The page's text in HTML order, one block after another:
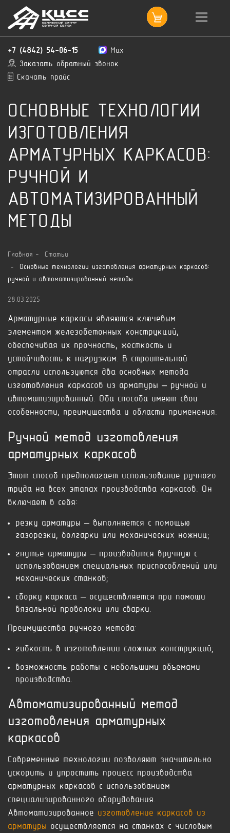
+7 (4842) 54-06-15
Max
Заказать обратный звонок
Скачать прайс
ОСНОВНЫЕ ТЕХНОЛОГИИ
ИЗГОТОВЛЕНИЯ
АРМАТУРНЫХ КАРКАСОВ:
РУЧНОЙ И
АВТОМАТИЗИРОВАННЫЙ
МЕТОДЫ
Главная
Статьи
Основные технологии изготовления арматурных каркасов:
ручной и автоматизированный методы
28.03.2025
Арматурные каркасы являются ключевым
элементом железобетонных конструкций,
обеспечивая их прочность, жесткость и
устойчивость к нагрузкам. В строительной
отрасли используются два основных метода
изготовления каркасов из арматуры – ручной и
автоматизированный. Оба способа имеют свои
особенности, преимущества и области применения.
Ручной метод изготовления
арматурных каркасов
Этот способ предполагает использование ручного
труда на всех этапах производства каркасов. Он
включает в себя:
резку арматуры – выполняется с помощью
газорезки, болгарки или механических ножниц;
гнутье арматуры – производится вручную с
использованием специальных приспособлений или
механических станков;
сборку каркаса – осуществляется при помощи
вязальной проволоки или сварки.
Преимущества ручного метода:
гибкость в изготовлении сложных конструкций;
возможность работы с небольшими объемами
производства.
Автоматизированный метод
изготовления арматурных
каркасов
Современные технологии позволяют значительно
ускорить и упростить процесс производства
арматурных каркасов с использованием
специализированного оборудования.
Автоматизированное изготовление каркасов из
арматуры осуществляется на станках с числовым